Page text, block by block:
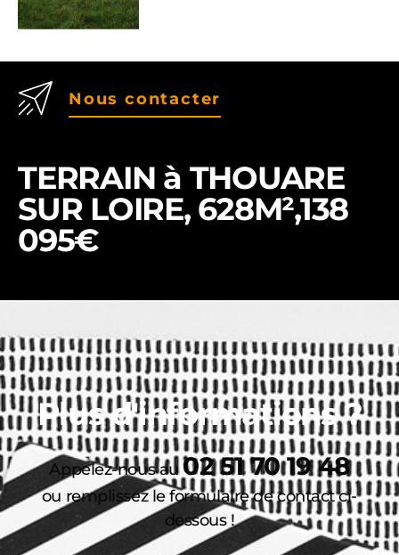
Nous contacter
TERRAIN à THOUARE
SUR LOIRE, 628M²,138
095€
Plus d'informations ?
Appelez-nous au02 51 70 19 48
ou remplissez le formulaire de contact ci-
dessous !